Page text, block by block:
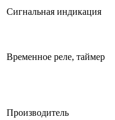
Сигнальная индикация
Временное реле, таймер
Производитель